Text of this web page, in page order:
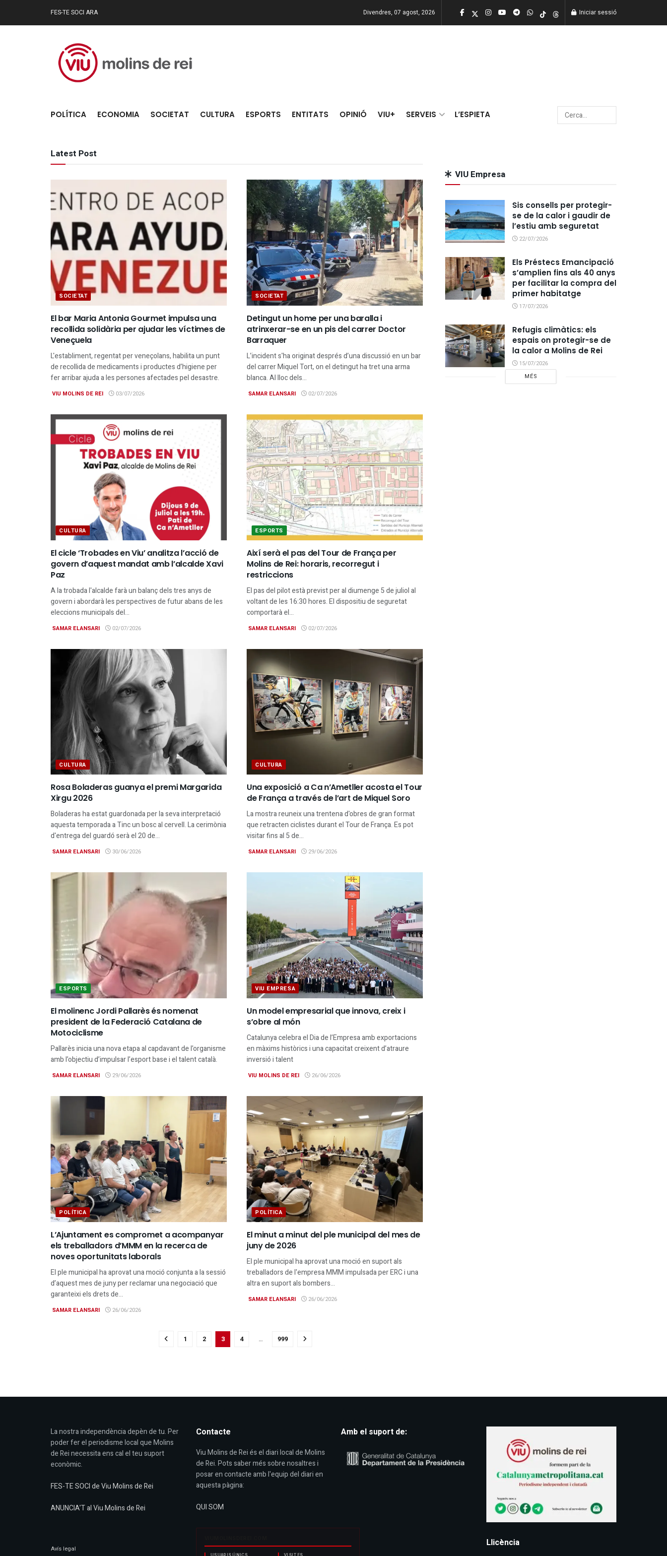
FES-TE SOCI ARA Divendres, 07 agost, 2026 Iniciar sessió
Viu Molins de Rei
POLÍTICA ECONOMIA SOCIETAT CULTURA ESPORTS ENTITATS OPINIÓ VIU+ SERVEIS L’ESPIETA
Latest Post
SOCIETAT
El bar Maria Antonia Gourmet impulsa una
recollida solidària per ajudar les víctimes de
Veneçuela
L'establiment, regentat per veneçolans, habilita un punt
de recollida de medicaments i productes d’higiene per
fer arribar ajuda a les persones afectades pel desastre.
VIU MOLINS DE REI 03/07/2026
SOCIETAT
Detingut un home per una baralla i
atrinxerar-se en un pis del carrer Doctor
Barraquer
L’incident s'ha originat després d’una discussió en un bar
del carrer Miquel Tort, on el detingut ha tret una arma
blanca. Al lloc dels...
SAMAR ELANSARI 02/07/2026
CULTURA
El cicle ‘Trobades en Viu’ analitza l’acció de
govern d’aquest mandat amb l’alcalde Xavi
Paz
A la trobada l'alcalde farà un balanç dels tres anys de
govern i abordarà les perspectives de futur abans de les
eleccions municipals del...
SAMAR ELANSARI 02/07/2026
ESPORTS
Així serà el pas del Tour de França per
Molins de Rei: horaris, recorregut i
restriccions
El pas del pilot està previst per al diumenge 5 de juliol al
voltant de les 16:30 hores. El dispositiu de seguretat
comportarà el...
SAMAR ELANSARI 02/07/2026
CULTURA
Rosa Boladeras guanya el premi Margarida
Xirgu 2026
Boladeras ha estat guardonada per la seva interpretació
aquesta temporada a Tinc un bosc al cervell. La cerimònia
d'entrega del guardó serà el 20 de...
SAMAR ELANSARI 30/06/2026
CULTURA
Una exposició a Ca n’Ametller acosta el Tour
de França a través de l’art de Miquel Soro
La mostra reuneix una trentena d'obres de gran format
que retracten ciclistes durant el Tour de França. Es pot
visitar fins al 5 de...
SAMAR ELANSARI 29/06/2026
ESPORTS
El molinenc Jordi Pallarès és nomenat
president de la Federació Catalana de
Motociclisme
Pallarès inicia una nova etapa al capdavant de l’organisme
amb l’objectiu d’impulsar l’esport base i el talent català.
SAMAR ELANSARI 29/06/2026
VIU EMPRESA
Un model empresarial que innova, creix i
s’obre al món
Catalunya celebra el Dia de l’Empresa amb exportacions
en màxims històrics i una capacitat creixent d’atraure
inversió i talent
VIU MOLINS DE REI 26/06/2026
POLÍTICA
L’Ajuntament es compromet a acompanyar
els treballadors d’MMM en la recerca de
noves oportunitats laborals
El ple municipal ha aprovat una moció conjunta a la sessió
d’aquest mes de juny per reclamar una negociació que
garanteixi els drets de...
SAMAR ELANSARI 26/06/2026
POLÍTICA
El minut a minut del ple municipal del mes de
juny de 2026
El ple municipal ha aprovat una moció en suport als
treballadors de l'empresa MMM impulsada per ERC i una
altra en suport als bombers...
SAMAR ELANSARI 26/06/2026
1 2 3 4 … 999
VIU Empresa
Sis consells per protegir-
se de la calor i gaudir de
l’estiu amb seguretat
22/07/2026
Els Préstecs Emancipació
s’amplien fins als 40 anys
per facilitar la compra del
primer habitatge
17/07/2026
Refugis climàtics: els
espais on protegir-se de
la calor a Molins de Rei
15/07/2026
MÉS
La nostra independència depèn de tu. Per
poder fer el periodisme local que Molins
de Rei necessita ens cal el teu suport
econòmic.
FES-TE SOCI de Viu Molins de Rei
ANUNCIA'T al Viu Molins de Rei
Avís legal
Contacte
Viu Molins de Rei és el diari local de Molins
de Rei. Pots saber més sobre nosaltres i
posar en contacte amb l'equip del diari en
aquesta pàgina:
QUI SOM
Amb el suport de:
Llicència